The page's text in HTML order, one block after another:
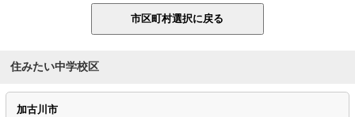
住みたい中学校区
加古川市